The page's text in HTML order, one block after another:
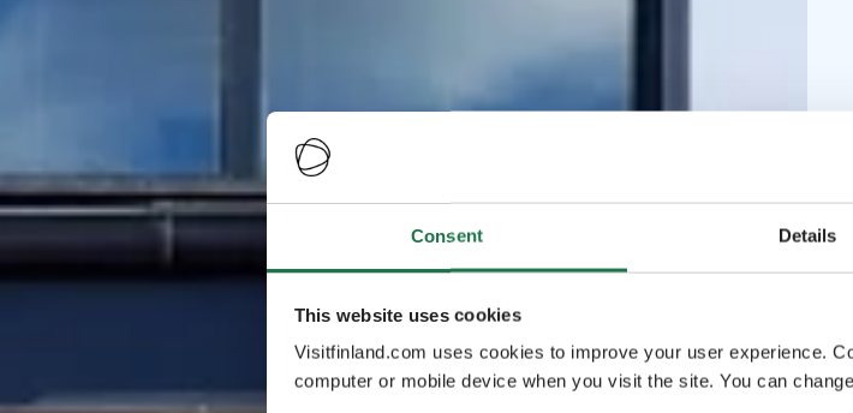
Consent Details
This website uses cookies
Visitfinland.com uses cookies to improve your user experience.
computer or mobile device when you visit the site. You can